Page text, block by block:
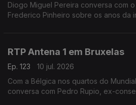
Diogo Miguel Pereira conversa com
Frederico Pinheiro sobre os anos da
RTP Antena 1 em Bruxelas
Ep. 123
10 jul. 2026
Com a Bélgica nos quartos do
conversa com Pedro Rupio, ex-